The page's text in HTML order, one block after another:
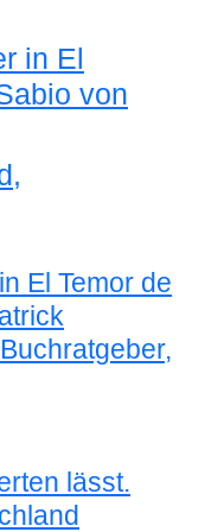
in El
von
El Temor de
lässt.